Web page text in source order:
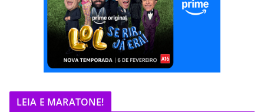
LEIA E MARATONE!